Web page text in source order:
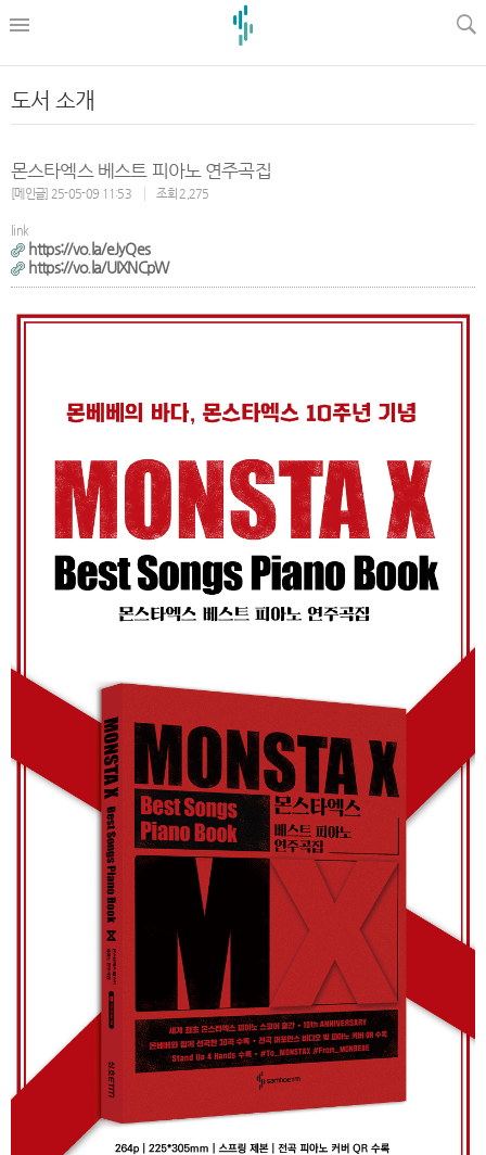
도서 소개
몬스타엑스 베스트 피아노 연주곡집
[메인글] 25-05-09 11:53 조회 2,275
link
https://vo.la/eJyQes
https://vo.la/UIXNCpW